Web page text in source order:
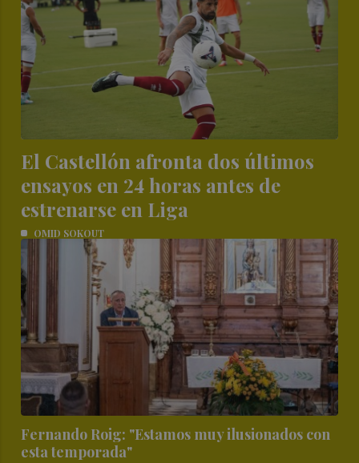
El Castellón afronta dos últimos
ensayos en 24 horas antes de
estrenarse en Liga
OMID SOKOUT
Fernando Roig: "Estamos muy ilusionados con
esta temporada"